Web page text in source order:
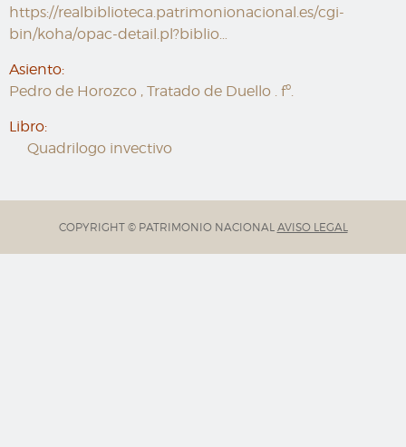
https://realbiblioteca.patrimonionacional.es/cgi-
bin/koha/opac-detail.pl?biblio…
Asiento:
Pedro de Horozco , Tratado de Duello . fº.
Libro:
Quadrilogo invectivo
COPYRIGHT © PATRIMONIO NACIONAL AVISO LEGAL